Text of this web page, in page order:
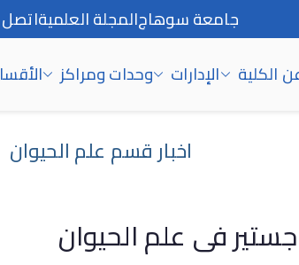
جامعة سوهاجالمجلة العلميةاتصل
الكلية
الإدارات وحدات ومراكز
اخبار قسم علم الحيوان
فى علم الحيوان